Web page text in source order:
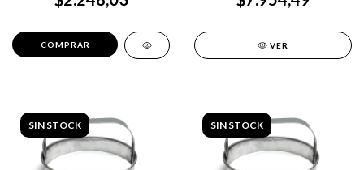
VER
SIN STOCK SIN STOCK